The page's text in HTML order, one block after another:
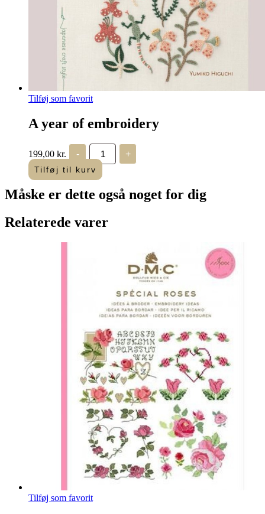
Tilføj som favorit
A year of embroidery
199,00 kr. -
A
year
of
embroidery
+
Tilføj til kurv
Måske er dette også noget for dig
Relaterede varer
Tilføj som favorit